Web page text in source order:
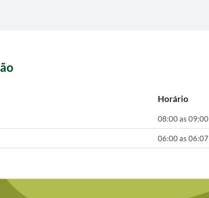
Horário
08:00 as 09:00
06:00 as 06:07